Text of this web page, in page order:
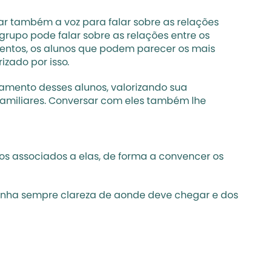
também a voz para falar sobre as relações
pode falar sobre as relações entre os
os alunos que podem parecer os mais
por isso.
desses alunos, valorizando sua
Conversar com eles também lhe
associados a elas, de forma a convencer os
sempre clareza de aonde deve chegar e dos